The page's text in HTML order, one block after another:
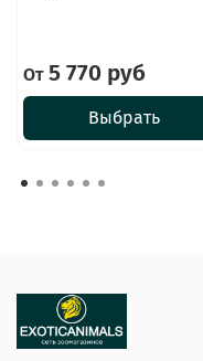
От5 770 руб
Выбрать